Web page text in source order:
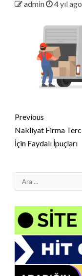
admin 4 yıl ago
Continue
Reading
Previous
Nakliyat Firma
İçin Faydalı İpuçları
Arama: